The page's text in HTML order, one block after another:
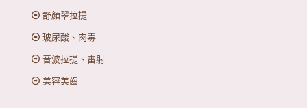
舒顏翠拉提
玻尿酸、肉毒
音波拉提、雷射
美容美齒